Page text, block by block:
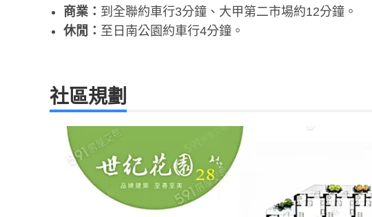
商業： 到全聯約車行3分鐘、大甲第二市場約12分鐘。
休閒： 至日南公園約車行4分鐘。
社區規劃